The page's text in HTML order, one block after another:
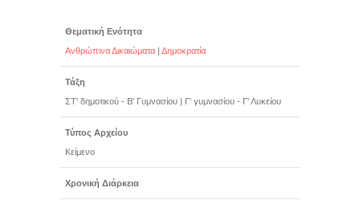
Θεματική Ενότητα
Ανθρώπινα Δικαιώματα | Δημοκρατία
Τάξη
ΣΤ' δημοτικού - Β' Γυμνασίου | Γ' γυμνασίου - Γ' Λυκείου
Τύπος Αρχείου
Κείμενο
Χρονική Διάρκεια